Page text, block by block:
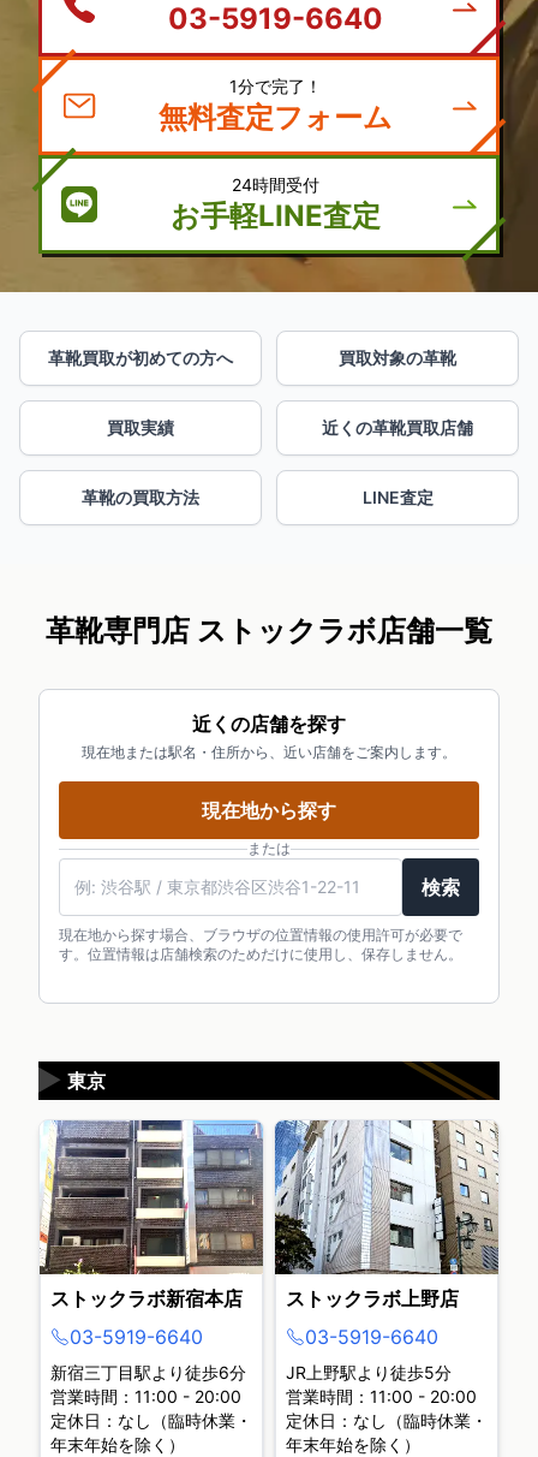
03-5919-6640
1分で完了！
無料査定フォーム
24時間受付
お手軽LINE査定
革靴買取が初めての方へ 買取対象の革靴
買取実績 近くの革靴買取店舗
革靴の買取方法 LINE査定
革靴専門店 ストックラボ店舗一覧
近くの店舗を探す
現在地または駅名・住所から、近い店舗をご案内します。
現在地から探す
または
検索
現在地から探す場合、ブラウザの位置情報の使用許可が必要で
す。位置情報は店舗検索のためだけに使用し、保存しません。
東京
▶
ストックラボ新宿本店
03-5919-6640
新宿三丁目駅より徒歩6分
営業時間：11:00 - 20:00
定休日：なし（臨時休業・
年末年始を除く）
ストックラボ上野店
03-5919-6640
JR上野駅より徒歩5分
営業時間：11:00 - 20:00
定休日：なし（臨時休業・
年末年始を除く）